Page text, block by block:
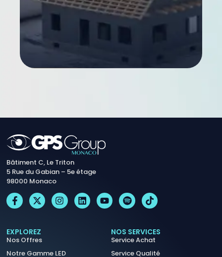
Bâtiment C, Le Triton
5 Rue du Gabian – 5e étage
98000 Monaco
EXPLOREZ
Nos Offres
Notre Gamme LED
NOS SERVICES
Service Achat
Service Qualité